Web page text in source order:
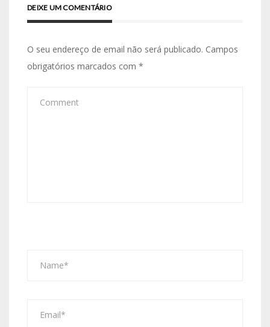
DEIXE UM COMENTÁRIO
O seu endereço de email não será publicado. Campos
obrigatórios marcados com *